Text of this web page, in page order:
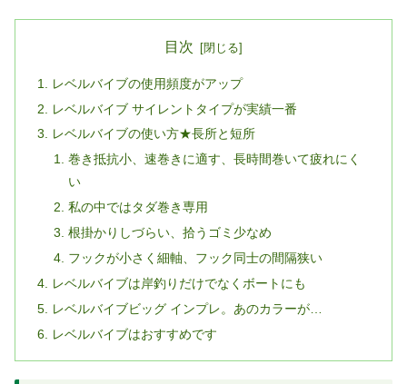
目次
レベルバイブの使用頻度がアップ
レベルバイブ サイレントタイプが実績一番
レベルバイブの使い方★長所と短所
巻き抵抗小、速巻きに適す、長時間巻いて疲れにく
い
私の中ではタダ巻き専用
根掛かりしづらい、拾うゴミ少なめ
フックが小さく細軸、フック同士の間隔狭い
レベルバイブは岸釣りだけでなくボートにも
レベルバイブビッグ インプレ。あのカラーが…
レベルバイブはおすすめです